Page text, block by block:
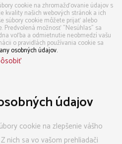
cookie na zhromažďovanie údajov s
našich webových stránok a ich
súbory cookie môžete prijať alebo
Predvolená možnosť "Nesúhlas" sa
voľba a odmietnutie neobmedzí vašu
o pravidlách používania cookie sa
osobných údajov.
údajov
cookie na zlepšenie vášho
nich sa vo vašom prehliadači